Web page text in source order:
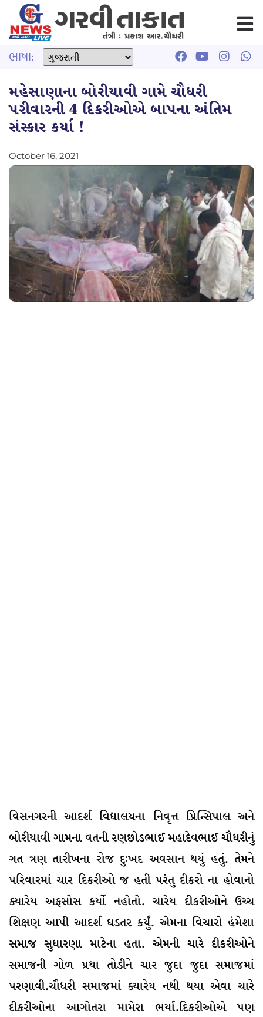
ભાષા:
મહેસાણાના બોરીયાવી ગામે ચૌધરી
પરીવારની 4 દિકરીઓએ બાપના અંતિમ
સંસ્કાર કર્યા !
October 16, 2021
વિસનગરની આદર્શ વિદ્યાલયના નિવૃત્ત પ્રિન્સિપાલ અને
બોરીયાવી ગામના વતની રણછોડભાઈ મહાદેવભાઈ ચૌધરીનું
ગત ત્રણ તારીખના રોજ દુઃખદ અવસાન થયું હતું. તેમને
પરિવારમાં ચાર દિકરીઓ જ હતી પરંતુ દીકરો ના હોવાનો
ક્યારેય અફસોસ કર્યો નહોતો. ચારેય દીકરીઓને ઉચ્ચ
શિક્ષણ આપી આદર્શ ઘડતર કર્યું. એમના વિચારો હંમેશા
સમાજ સુધારણા માટેના હતા. એમની ચારે દીકરીઓને
સમાજની ગોળ પ્રથા તોડીને ચાર જુદા જુદા સમાજમાં
પરણાવી.ચૌધરી સમાજમાં ક્યારેય નથી થયા એવા ચારે
દીકરીઓના આગોતરા મામેરા ભર્યા.દિકરીઓએ પણ